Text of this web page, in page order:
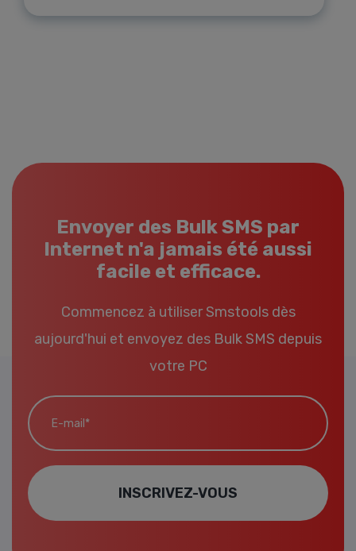
Envoyer des Bulk SMS par
Internet n'a jamais été aussi
facile et efficace.
Commencez à utiliser Smstools dès
aujourd'hui et envoyez des Bulk SMS depuis
votre PC
E-mail*
INSCRIVEZ-VOUS